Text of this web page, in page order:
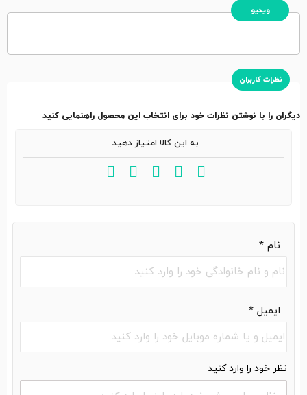
ویدیو
نظرات کاربران
دیگران را با نوشتن نظرات خود برای انتخاب این محصول راهنمایی کنید
نام *
ایمیل *
به این کالا امتیاز دهید